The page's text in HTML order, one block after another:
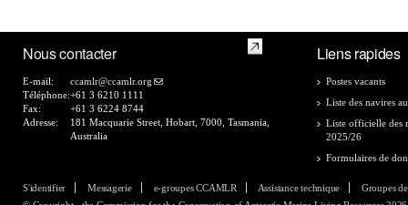
Nous contacter
E-mail:
ccamlr@ccamlr.org
Téléphone:+61 3 6210 1111
Fax:
+61 3 6224 8744
Adresse:
181 Macquarie Street, Hobart, 7000, Tasmania,
Australia
Liens rapides
Postes vacants
Liste des navires
Liste officielle des
2025/26
Formulaires de
S'identifier Messagerie e-groupes CCAMLR Assistance technique
Groupes